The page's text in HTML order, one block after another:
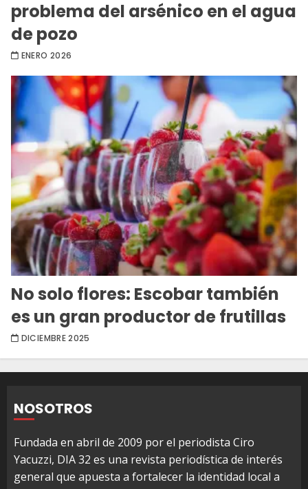
problema del arsénico en el agua
de pozo
ENERO 2026
No solo flores: Escobar también
es un gran productor de frutillas
DICIEMBRE 2025
NOSOTROS
Fundada en abril de 2009 por el periodista Ciro
Yacuzzi, DIA 32 es una revista periodística de interés
general que apuesta a fortalecer la identidad local a